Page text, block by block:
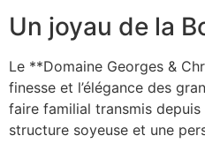
Un joyau de la
Le **Domaine Georges &
finesse et l’élégance des
faire familial transmis
structure soyeuse et une